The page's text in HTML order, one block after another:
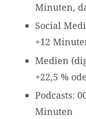
Minuten,
Social
+12
Medien
+22,5 %
Podcasts:
Minuten